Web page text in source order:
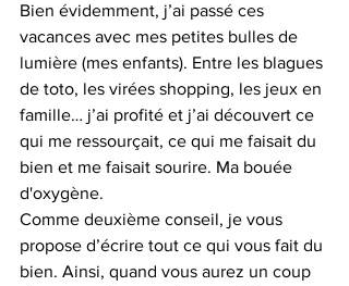
Bien évidemment, j’ai passé ces
vacances avec mes petites bulles de
lumière (mes enfants). Entre les blagues
de toto, les virées shopping, les jeux en
famille… j’ai profité et j’ai découvert ce
qui me ressourçait, ce qui me faisait du
bien et me faisait sourire. Ma bouée
d'oxygène.
Comme deuxième conseil, je vous
propose d’écrire tout ce qui vous fait du
bien. Ainsi, quand vous aurez un coup